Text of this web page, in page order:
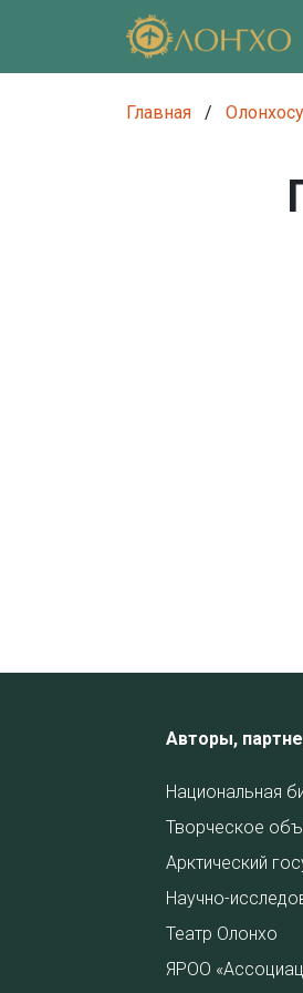
Главная /
Авторы,
Национальная
Творческое
Арктический
Научно-
Театр Олонхо
ЯРОО